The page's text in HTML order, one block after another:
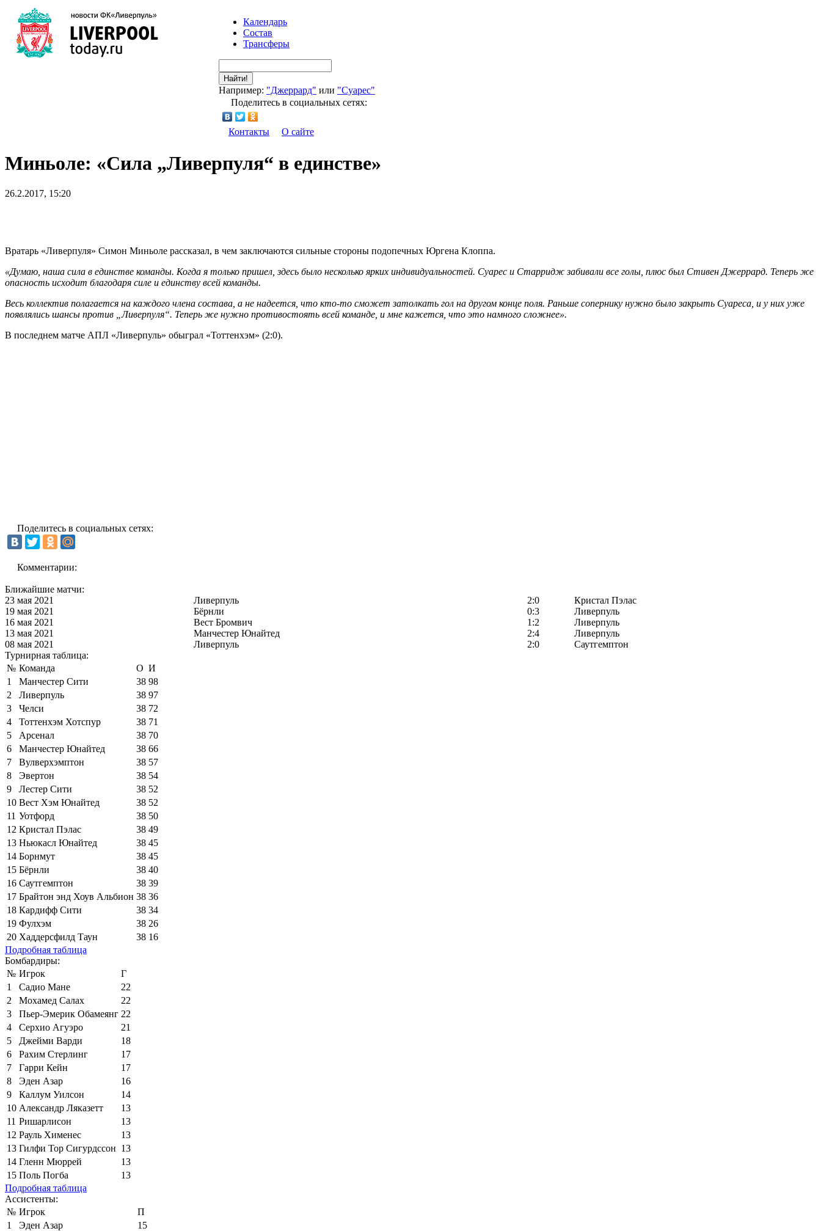
Календарь
Состав
Трансферы
Найти!
Например: "Джеррард" или "Суарес"
Поделитесь в социальных сетях:
Контакты О сайте
Миньоле: «Сила „Ливерпуля“ в единстве»
26.2.2017, 15:20
Вратарь «Ливерпуля» Симон Миньоле рассказал, в чем заключаются сильные стороны подопечных Юргена Клоппа.
«Думаю, наша сила в единстве команды. Когда я только пришел, здесь было несколько ярких индивидуальностей. Суарес и Старридж забивали все голы, плюс был Стивен Джеррард. Теперь же
опасность исходит благодаря силе и единству всей команды.
Весь коллектив полагается на каждого члена состава, а не надеется, что кто-то сможет затолкать гол на другом конце поля. Раньше сопернику нужно было закрыть Суареса, и у них уже
появлялись шансы против „Ливерпуля“. Теперь же нужно противостоять всей команде, и мне кажется, что это намного сложнее».
В последнем матче АПЛ «Ливерпуль» обыграл «Тоттенхэм» (2:0).
Поделитесь в социальных сетях:
Комментарии:
Ближайшие матчи:
23 мая 2021
Ливерпуль 2:0
Кристал Пэлас
19 мая 2021
Бёрнли 0:3
Ливерпуль
16 мая 2021
Вест Бромвич 1:2
Ливерпуль
13 мая 2021
Манчестер Юнайтед 2:4
Ливерпуль
08 мая 2021
Ливерпуль 2:0
Саутгемптон
Турнирная таблица:
№ Команда О И
1
Манчестер Сити 38 98
2
Ливерпуль 38 97
3
Челси 38 72
4
Тоттенхэм Хотспур 38 71
5
Арсенал 38 70
6
Манчестер Юнайтед 38 66
7
Вулверхэмптон 38 57
8
Эвертон 38 54
9
Лестер Сити 38 52
10 Вест Хэм Юнайтед 38 52
11 Уотфорд 38 50
12 Кристал Пэлас 38 49
13 Ньюкасл Юнайтед 38 45
14 Борнмут 38 45
15 Бёрнли 38 40
16 Саутгемптон 38 39
17 Брайтон энд Хоув Альбион 38 36
18 Кардифф Сити 38 34
19 Фулхэм 38 26
20 Хаддерсфилд Таун 38 16
Подробная таблица
Бомбардиры:
№ Игрок
Г
1
Садио Мане
22
2
Мохамед Салах
22
3
Пьер-Эмерик Обамеянг 22
4
Серхио Агуэро
21
5
Джейми Варди
18
6
Рахим Стерлинг
17
7
Гарри Кейн
17
8
Эден Азар
16
9
Каллум Уилсон
14
10 Александр Ляказетт
13
11 Ришарлисон
13
12 Рауль Хименес
13
13 Гилфи Тор Сигурдссон 13
14 Гленн Мюррей
13
15 Поль Погба
13
Подробная таблица
Ассистенты:
№ Игрок
П
1
Эден Азар
15